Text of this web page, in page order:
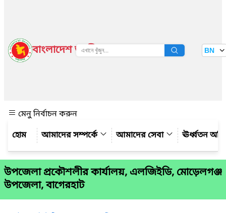
বাংলাদেশ জাতীয় তথ্য বাতায়ন BN
মেনু নির্বাচন করুন
আমাদের সম্পর্কে
আমাদের সেবা ঊর্ধ্বতন
উপজেলা প্রকৌশলীর কার্যালয়, এলজিইডি, মোড়েলগঞ্জ
উপজেলা, বাগেরহাট